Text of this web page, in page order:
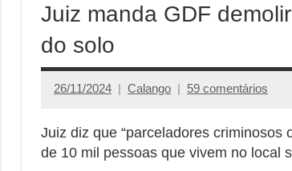
Juiz manda GDF
do solo
26/11/2024 Calango 59 comentários
Juiz diz que “parceladores criminosos
de 10 mil pessoas que vivem no local